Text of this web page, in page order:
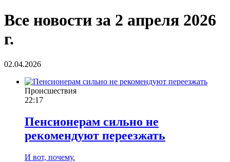
Все новости за 2 апреля 2026
г.
02.04.2026
Происшествия
22:17
Пенсионерам сильно не
рекомендуют переезжать
И вот, почему.